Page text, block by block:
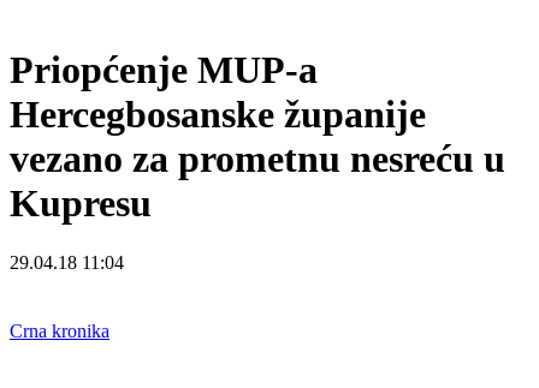
Priopćenje MUP-a
Hercegbosanske županije
vezano za prometnu nesreću u
Kupresu
29.04.18 11:04
Crna kronika